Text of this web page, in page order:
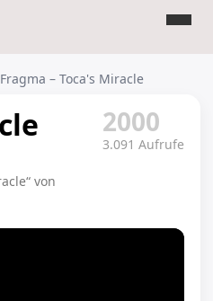
– Toca's Miracle
von
2000
3.091 Aufrufe